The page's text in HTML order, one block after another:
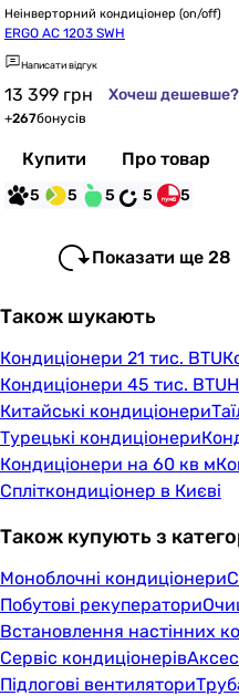
Неінверторний кондиціонер (on/off)
ERGO AC 1203 SWН
Написати відгук
13 399 грн Хочеш дешевше?
+267бонусів
Купити Про товар
5 5 5 5 5
Показати ще 28
Також шукають
Кондиціонери 21 тис. BTU
Кондиціонери 45 тис. BTU
Китайські кондиціонери
Турецькі кондиціонери
Кондиціонери на 60 кв м
Спліткондиціонер в Києві
Також купують з
Моноблочні кондиціонери
Побутові рекуператори
Встановлення настінних
Сервіс кондиціонерів
Підлогові вентилятори